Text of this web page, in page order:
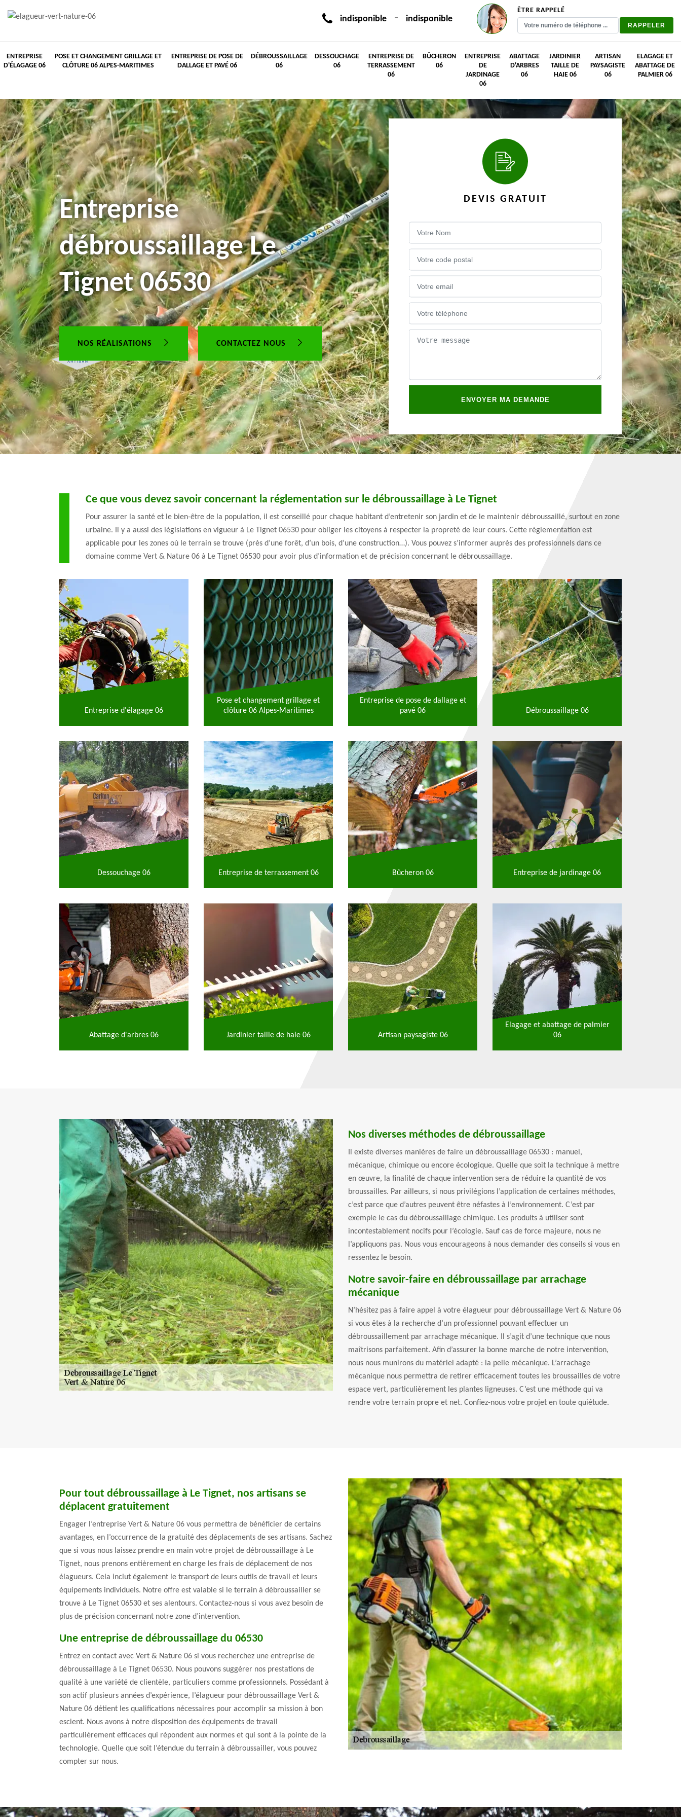
indisponible - indisponible
ÊTRE RAPPELÉ
ENTREPRISE
D'ÉLAGAGE 06
POSE ET CHANGEMENT GRILLAGE ET
CLÔTURE 06 ALPES-MARITIMES
ENTREPRISE DE POSE DE
DALLAGE ET PAVÉ 06
DÉBROUSSAILLAGE
06
DESSOUCHAGE
06
ENTREPRISE DE
TERRASSEMENT
06
BÛCHERON
06
ENTREPRISE
DE
JARDINAGE
06
ABATTAGE
D'ARBRES
06
JARDINIER
TAILLE DE
HAIE 06
ARTISAN
PAYSAGISTE
06
ELAGAGE ET
ABATTAGE DE
PALMIER 06
Entreprise
débroussaillage Le
Tignet 06530
NOS RÉALISATIONS CONTACTEZ NOUS
DEVIS GRATUIT
Ce que vous devez savoir concernant la réglementation sur le débroussaillage à Le Tignet
Pour assurer la santé et le bien-être de la population, il est conseillé pour chaque habitant d’entretenir son jardin et de le maintenir débroussaillé, surtout en zone
urbaine. Il y a aussi des législations en vigueur à Le Tignet 06530 pour obliger les citoyens à respecter la propreté de leur cours. Cette réglementation est
applicable pour les zones où le terrain se trouve (près d’une forêt, d’un bois, d’une construction…). Vous pouvez s’informer auprès des professionnels dans ce
domaine comme Vert & Nature 06 à Le Tignet 06530 pour avoir plus d’information et de précision concernant le débroussaillage.
Entreprise d'élagage 06
Pose et changement grillage et
clôture 06 Alpes-Maritimes
Entreprise de pose de dallage et
pavé 06
Débroussaillage 06
Dessouchage 06 Entreprise de terrassement 06 Bûcheron 06 Entreprise de jardinage 06
Abattage d'arbres 06 Jardinier taille de haie 06 Artisan paysagiste 06
Elagage et abattage de palmier
06
Nos diverses méthodes de débroussaillage
Il existe diverses manières de faire un débroussaillage 06530 : manuel,
mécanique, chimique ou encore écologique. Quelle que soit la technique à mettre
en œuvre, la finalité de chaque intervention sera de réduire la quantité de vos
broussailles. Par ailleurs, si nous privilégions l’application de certaines méthodes,
c’est parce que d’autres peuvent être néfastes à l’environnement. C’est par
exemple le cas du débroussaillage chimique. Les produits à utiliser sont
incontestablement nocifs pour l’écologie. Sauf cas de force majeure, nous ne
l’appliquons pas. Nous vous encourageons à nous demander des conseils si vous en
ressentez le besoin.
Notre savoir-faire en débroussaillage par arrachage
mécanique
N’hésitez pas à faire appel à votre élagueur pour débroussaillage Vert & Nature 06
si vous êtes à la recherche d’un professionnel pouvant effectuer un
débroussaillement par arrachage mécanique. Il s’agit d’une technique que nous
maîtrisons parfaitement. Afin d’assurer la bonne marche de notre intervention,
nous nous munirons du matériel adapté : la pelle mécanique. L’arrachage
mécanique nous permettra de retirer efficacement toutes les broussailles de votre
espace vert, particulièrement les plantes ligneuses. C’est une méthode qui va
rendre votre terrain propre et net. Confiez-nous votre projet en toute quiétude.
Pour tout débroussaillage à Le Tignet, nos artisans se
déplacent gratuitement
Engager l’entreprise Vert & Nature 06 vous permettra de bénéficier de certains
avantages, en l’occurrence de la gratuité des déplacements de ses artisans. Sachez
que si vous nous laissez prendre en main votre projet de débroussaillage à Le
Tignet, nous prenons entièrement en charge les frais de déplacement de nos
élagueurs. Cela inclut également le transport de leurs outils de travail et leurs
équipements individuels. Notre offre est valable si le terrain à débroussailler se
trouve à Le Tignet 06530 et ses alentours. Contactez-nous si vous avez besoin de
plus de précision concernant notre zone d’intervention.
Une entreprise de débroussaillage du 06530
Entrez en contact avec Vert & Nature 06 si vous recherchez une entreprise de
débroussaillage à Le Tignet 06530. Nous pouvons suggérer nos prestations de
qualité à une variété de clientèle, particuliers comme professionnels. Possédant à
son actif plusieurs années d’expérience, l’élagueur pour débroussaillage Vert &
Nature 06 détient les qualifications nécessaires pour accomplir sa mission à bon
escient. Nous avons à notre disposition des équipements de travail
particulièrement efficaces qui répondent aux normes et qui sont à la pointe de la
technologie. Quelle que soit l’étendue du terrain à débroussailler, vous pouvez
compter sur nous.